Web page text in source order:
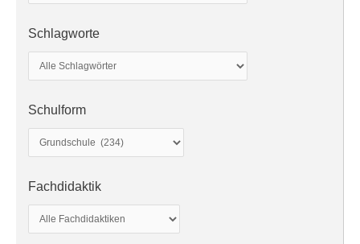
Schlagworte
Schulform
Fachdidaktik